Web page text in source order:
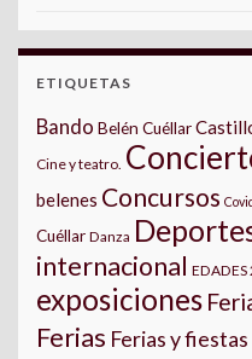
ETIQUETAS
Bando Belén Cuéllar
Cine y teatro.
belenes Concursos
Cuéllar Danza
internacional EDADES
exposiciones
Ferias Ferias y fiestas